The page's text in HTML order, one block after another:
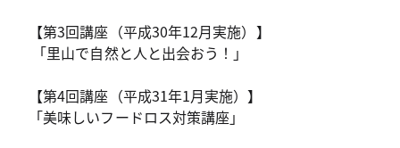
【第3回講座（平成30年12月実施）】
「里山で自然と人と出会おう！」
【第4回講座（平成31年1月実施）】
「美味しいフードロス対策講座」